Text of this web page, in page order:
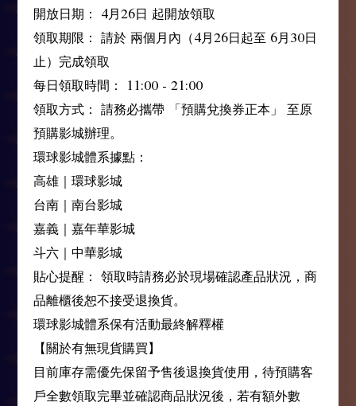
開放日期： 4月26日 起開放領取
領取期限： 請於 兩個月內（4月26日起至 6月30日
止）完成領取
每日領取時間： 11:00 - 21:00
領取方式： 請務必攜帶 「預購兌換券正本」 至原
預購影城辦理。
環球影城體系據點：
高雄｜環球影城
台南｜南台影城
嘉義｜嘉年華影城
斗六｜中華影城
貼心提醒： 領取時請務必於現場確認產品狀況，商
品離櫃後恕不接受退換貨。
環球影城體系保有活動最終解釋權
【關於有無現貨購買】
目前庫存需優先保留予售後退換貨使用，待預購客
戶全數領取完畢並確認商品狀況後，若有額外數